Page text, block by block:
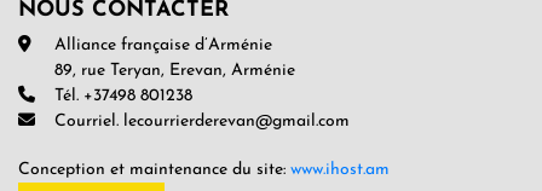
NOUS CONTACTER
Alliance française d’Arménie
89, rue Teryan, Erevan, Arménie
Tél. +37498 801238
Courriel. lecourrierderevan@gmail.com
Conception et maintenance du site: www.ihost.am